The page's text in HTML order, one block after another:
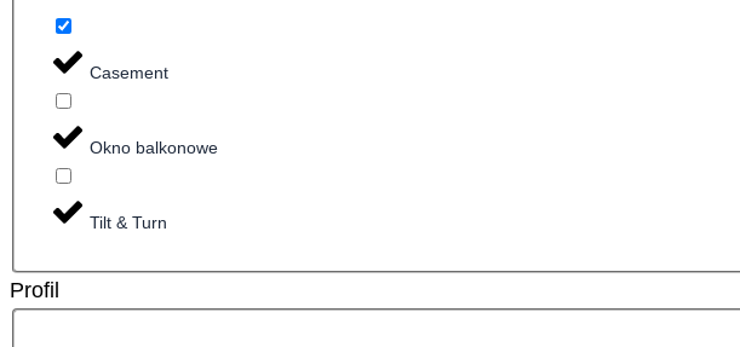
Casement
Okno balkonowe
Tilt & Turn
Profil